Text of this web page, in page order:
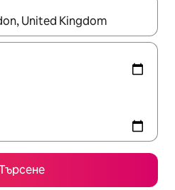
покажат, използвайте